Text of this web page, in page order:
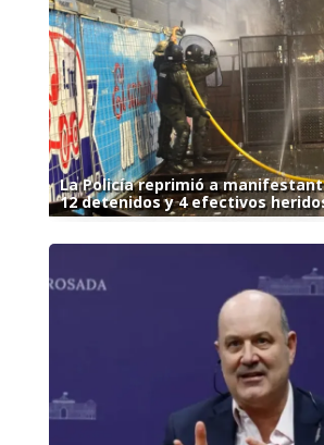
La Policía reprimió a
12 detenidos y 4 efectivos